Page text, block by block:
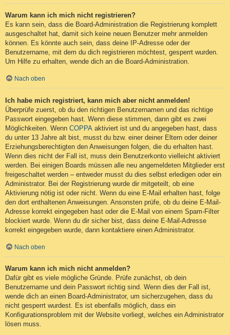
Warum kann ich mich nicht registrieren?
Es kann sein, dass die Board-Administration die Registrierung komplett
ausgeschaltet hat, damit sich keine neuen Benutzer mehr anmelden
können. Es könnte auch sein, dass deine IP-Adresse oder der
Benutzername, mit dem du dich registrieren möchtest, gesperrt wurden.
Um Hilfe zu erhalten, wende dich an die Board-Administration.
Nach oben
Ich habe mich registriert, kann mich aber nicht anmelden!
Überprüfe zuerst, ob du den richtigen Benutzernamen und das richtige
Passwort eingegeben hast. Wenn diese stimmen, dann gibt es zwei
Möglichkeiten. Wenn COPPA aktiviert ist und du angegeben hast, dass
du unter 13 Jahre alt bist, musst du bzw. einer deiner Eltern oder deiner
Erziehungsberechtigten den Anweisungen folgen, die du erhalten hast.
Wenn dies nicht der Fall ist, muss dein Benutzerkonto vielleicht aktiviert
werden. Bei einigen Boards müssen alle neu angemeldeten Mitglieder erst
freigeschaltet werden – entweder musst du dies selbst erledigen oder ein
Administrator. Bei der Registrierung wurde dir mitgeteilt, ob eine
Aktivierung nötig ist oder nicht. Wenn du eine E-Mail erhalten hast, folge
den dort enthaltenen Anweisungen. Ansonsten prüfe, ob du deine E-Mail-
Adresse korrekt eingegeben hast oder die E-Mail von einem Spam-Filter
blockiert wurde. Wenn du dir sicher bist, dass deine E-Mail-Adresse
korrekt eingegeben wurde, dann kontaktiere einen Administrator.
Nach oben
Warum kann ich mich nicht anmelden?
Dafür gibt es viele mögliche Gründe. Prüfe zunächst, ob dein
Benutzername und dein Passwort richtig sind. Wenn dies der Fall ist,
wende dich an einen Board-Administrator, um sicherzugehen, dass du
nicht gesperrt wurdest. Es ist ebenfalls möglich, dass ein
Konfigurationsproblem mit der Website vorliegt, welches ein Administrator
lösen muss.